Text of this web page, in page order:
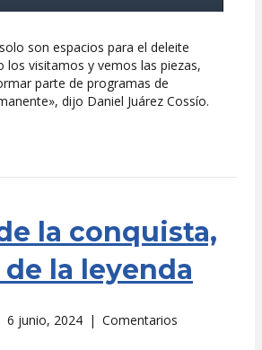
son espacios para el deleite
los visitamos y vemos las piezas,
parte de programas de
dijo Daniel Juárez Cossío.
la conquista,
de la leyenda
6 junio, 2024 | Comentarios